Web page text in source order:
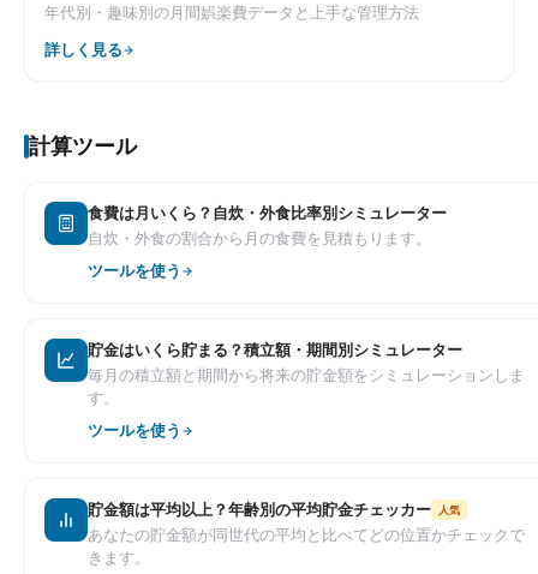
年代別・趣味別の月間娯楽費データと上手な管理方法
詳しく見る
計算ツール
食費は月いくら？自炊・外食比率別シミュレーター
自炊・外食の割合から月の食費を見積もります。
ツールを使う
貯金はいくら貯まる？積立額・期間別シミュレーター
毎月の積立額と期間から将来の貯金額をシミュレーションしま
す。
ツールを使う
貯金額は平均以上？年齢別の平均貯金チェッカー 人気
あなたの貯金額が同世代の平均と比べてどの位置かチェックで
きます。